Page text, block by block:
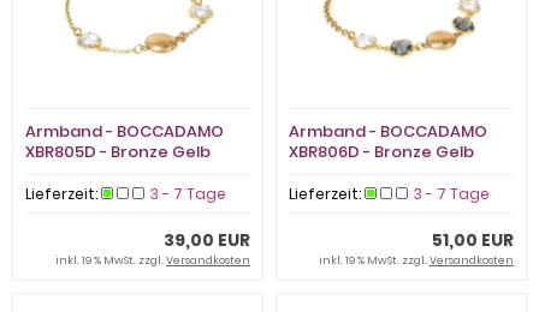
Armband - BOCCADAMO
XBR805D - Bronze Gelb
Lieferzeit: 3 - 7 Tage
39,00 EUR
inkl. 19 % MwSt. zzgl.Versandkosten
Armband - BOCCADAMO
XBR806D - Bronze Gelb
Lieferzeit: 3 - 7 Tage
51,00 EUR
inkl. 19 % MwSt. zzgl.Versandkosten